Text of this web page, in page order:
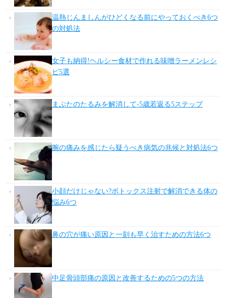
温熱じんましんがひどくなる前にやっておくべき6つ
の対処法
女子も納得!ヘルシー食材で作れる味噌ラーメンレシ
ピ5選
まぶたのたるみを解消して-5歳若返る5ステップ
腕の痛みを感じたら疑うべき病気の兆候と対処法6つ
小顔だけじゃない?ボトックス注射で解消できる体の
悩み6つ
鼻の穴が痛い原因と一刻も早く治すための方法6つ
中足骨頭部痛の原因と改善するための5つの方法